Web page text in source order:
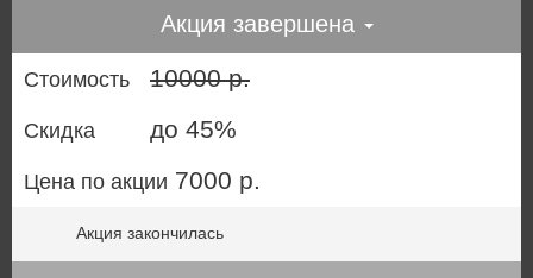
Акция завершена
Стоимость 10000 р.
Скидка до 45%
Цена по акции 7000 р.
Акция закончилась